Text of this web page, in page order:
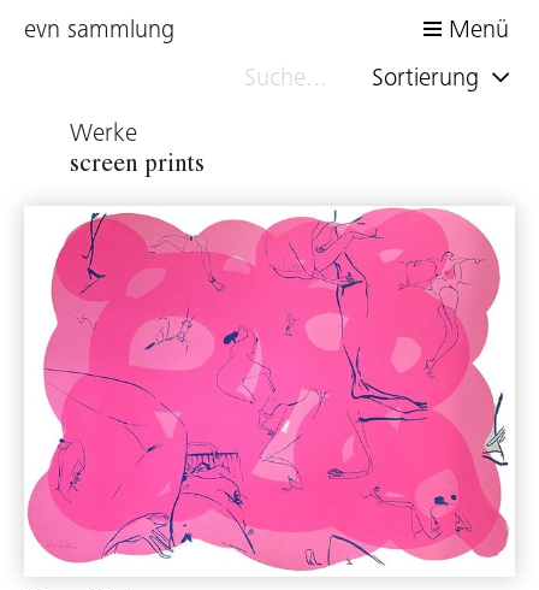
evn sammlung
Menü
Sortierung
Werke
screen prints